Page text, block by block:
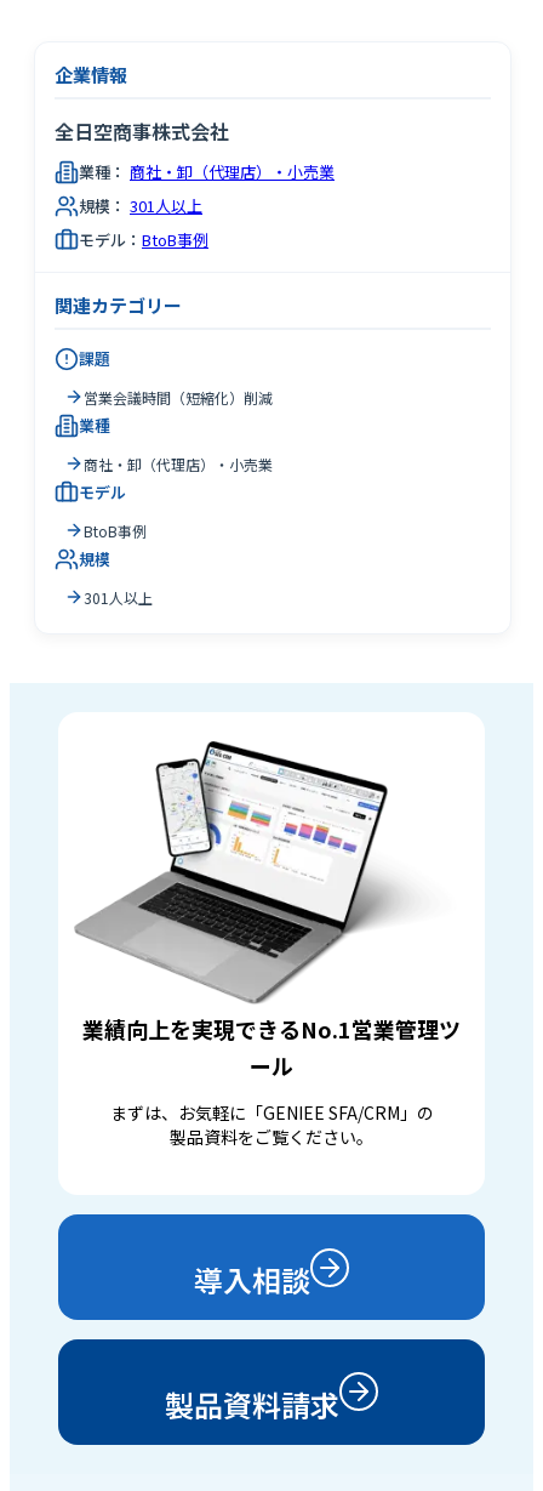
企業情報
全日空商事株式会社
業種： 商社・卸（代理店）・小売業
規模： 301人以上
モデル： BtoB事例
関連カテゴリー
課題
営業会議時間（短縮化）削減
業種
商社・卸（代理店）・小売業
モデル
BtoB事例
規模
301人以上
業績向上を実現できるNo.1営業管理ツ
ール
まずは、お気軽に「GENIEE SFA/CRM」の
製品資料をご覧ください。
導入相談
製品資料請求